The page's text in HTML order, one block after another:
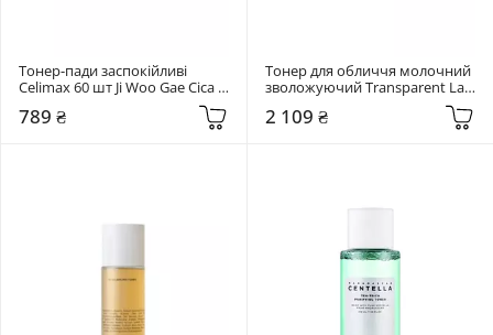
Тонер-пади заспокійливі
Celimax 60 шт Ji Woo Gae Cica
789 ₴
Тонер для обличчя молочний
зволожуючий Transparent Lab
130 мл C4 Hydrating Milk Toner
2 109 ₴